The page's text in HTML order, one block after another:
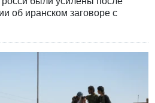
об иранском заговоре с